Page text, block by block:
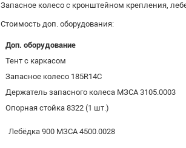
Запасное колесо с кронштейном крепления,
Стоимость доп. оборудования:
Доп. оборудование
Тент с каркасом
Запасное колесо 185R14С
Держатель запасного колеса МЗСА 3105.0003
Опорная стойка 8322 (1 шт.)
Лебёдка 900 МЗСА